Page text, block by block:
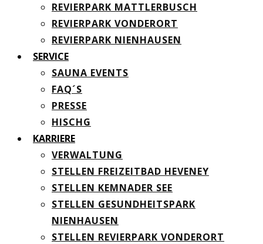
REVIERPARK MATTLERBUSCH
REVIERPARK VONDERORT
REVIERPARK NIENHAUSEN
SERVICE
SAUNA EVENTS
FAQ´S
PRESSE
HISCHG
KARRIERE
VERWALTUNG
STELLEN FREIZEITBAD HEVENEY
STELLEN KEMNADER SEE
STELLEN GESUNDHEITSPARK
NIENHAUSEN
STELLEN REVIERPARK VONDERORT